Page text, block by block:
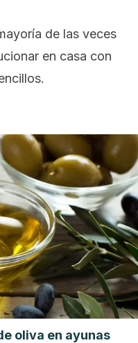
de las veces
en casa con
oliva en ayunas